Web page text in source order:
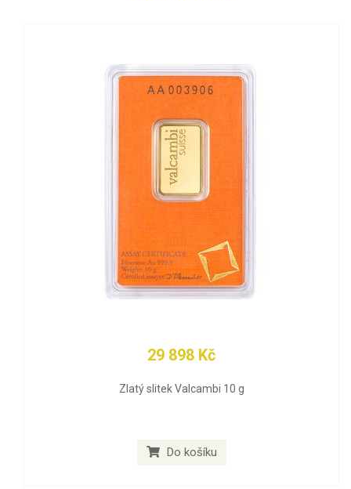
29 898 Kč
Zlatý slitek Valcambi 10 g
Do košíku